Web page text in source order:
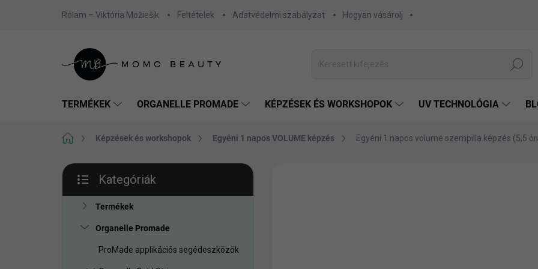
Rólam – Viktória Možiešik Feltételek Adatvédelmi szabályzat Hogyan vásárolj
Keresés
TERMÉKEK ORGANELLE PROMADE KÉPZÉSEK ÉS WORKSHOPOK UV TECHNOLÓGIA
KezdőlapKépzések és workshopok Egyéni 1 napos VOLUME képzés Egyéni 1 napos volume szempilla képzés (5,5
O
d
átugrása
Kategóriák
Termékek
Organelle Promade
ProMade applikációs segédeszközök